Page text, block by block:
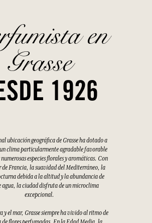
en
Grasse
1926
ubicación geográfica de Grasse ha dotado a
un clima particularmente agradable favorable
especies florales y aromáticas. Con
de Francia, la suavidad del Mediterráneo, la
debida a la altitud y la abundancia de
agua, la ciudad disfruta de un microclima
excepcional.
y el mar, Grasse siempre ha vivido al ritmo de